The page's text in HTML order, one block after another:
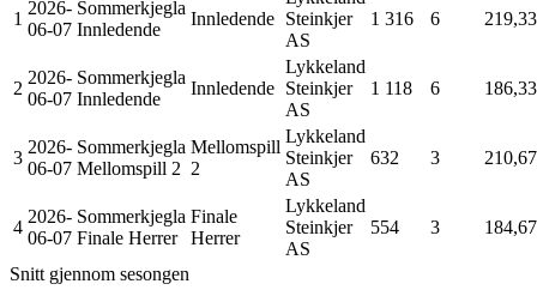
1
2026-
06-07
Sommerkjegla
Innledende
Innledende Steinkjer
AS
1 316 6 219,33
2
2026-
06-07
Sommerkjegla
Innledende
Innledende
Lykkeland
Steinkjer
AS
1 118 6 186,33
3
2026-
06-07
Sommerkjegla
Mellomspill 2
Mellomspill
2
Lykkeland
Steinkjer
AS
632 3 210,67
4
2026-
06-07
Sommerkjegla
Finale Herrer
Finale
Herrer
Lykkeland
Steinkjer
AS
554 3 184,67
Snitt gjennom sesongen